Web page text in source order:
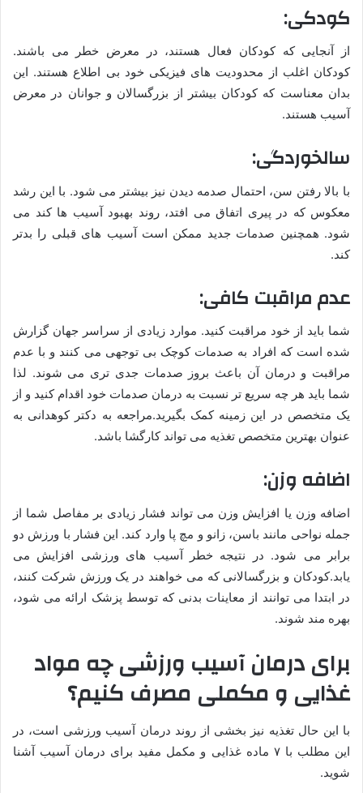
کودکی:
از آنجایی که کودکان فعال هستند، در معرض خطر می باشند.
کودکان اغلب از محدودیت های فیزیکی خود بی اطلاع هستند. این
بدان معناست که کودکان بیشتر از بزرگسالان و جوانان در معرض
آسیب هستند.
سالخوردگی:
با بالا رفتن سن، احتمال صدمه دیدن نیز بیشتر می شود. با این رشد
معکوس که در پیری اتفاق می افتد، روند بهبود آسیب ها کند می
شود. همچنین صدمات جدید ممکن است آسیب های قبلی را بدتر
کند.
عدم مراقبت کافی:
شما باید از خود مراقبت کنید. موارد زیادی از سراسر جهان گزارش
شده است که افراد به صدمات کوچک بی توجهی می کنند و با عدم
مراقبت و درمان آن باعث بروز صدمات جدی تری می شوند. لذا
شما باید هر چه سریع تر نسبت به درمان صدمات خود اقدام کنید و از
یک متخصص در این زمینه کمک بگیرید.مراجعه به دکتر کوهدانی به
عنوان بهترین متخصص تغذیه می تواند کارگشا باشد.
اضافه وزن:
اضافه وزن یا افزایش وزن می تواند فشار زیادی بر مفاصل شما از
جمله نواحی مانند باسن، زانو و مچ پا وارد کند. این فشار با ورزش دو
برابر می شود. در نتیجه خطر آسیب های ورزشی افزایش می
یابد.کودکان و بزرگسالانی که می خواهند در یک ورزش شرکت کنند،
در ابتدا می توانند از معاینات بدنی که توسط پزشک ارائه می شود،
بهره مند شوند.
برای درمان آسیب ورزشی چه مواد
غذایی و مکملی مصرف کنیم؟
با این حال تغذیه نیز بخشی از روند درمان آسیب ورزشی است، در
این مطلب با ۷ ماده غذایی و مکمل مفید برای درمان آسیب آشنا
شوید.